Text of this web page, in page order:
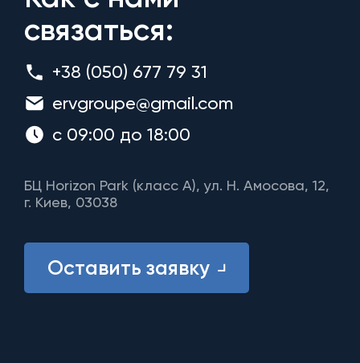
связаться:
+38 (050) 677 79 31
ervgroupe@gmail.com
с 09:00 до 18:00
БЦ Horizon Park (класс A), ул. Н. Амосова, 12,
г. Киев, 03038
Оставить заявку